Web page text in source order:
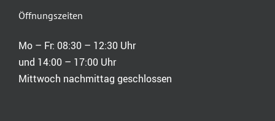
Öffnungszeiten
Mo – Fr: 08:30 – 12:30 Uhr
und 14:00 – 17:00 Uhr
Mittwoch nachmittag geschlossen